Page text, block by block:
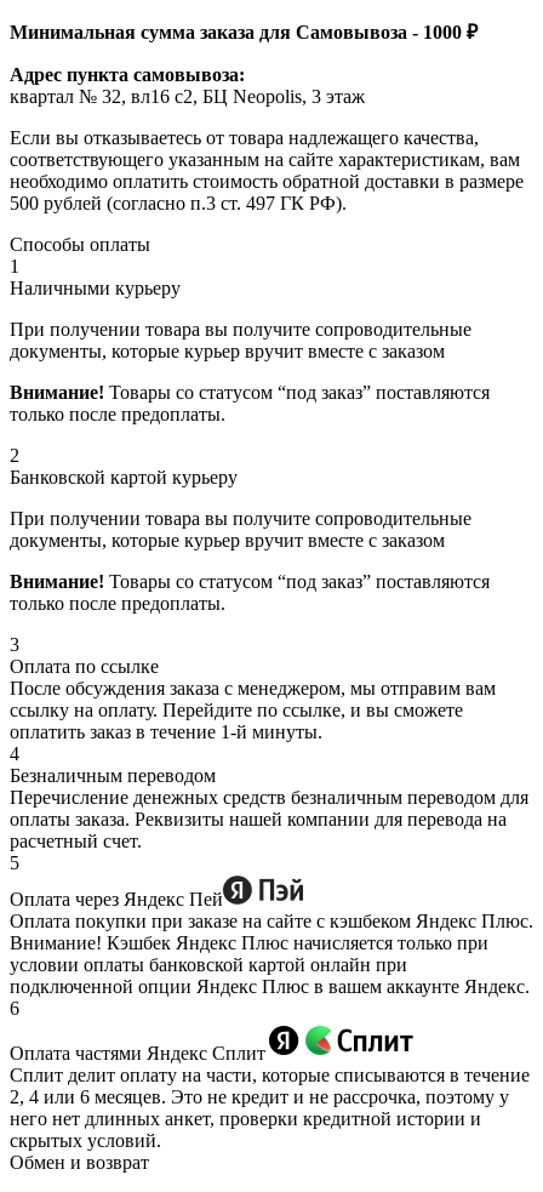
Минимальная сумма заказа для Самовывоза - 1000 ₽
Адрес пункта самовывоза:
квартал № 32, вл16 с2, БЦ Neopolis, 3 этаж
Если вы отказываетесь от товара надлежащего качества,
соответствующего указанным на сайте характеристикам, вам
необходимо оплатить стоимость обратной доставки в размере
500 рублей (согласно п.3 ст. 497 ГК РФ).
Способы оплаты
1
Наличными курьеру
При получении товара вы получите сопроводительные
документы, которые курьер вручит вместе с заказом
Внимание! Товары со статусом “под заказ” поставляются
только после предоплаты.
2
Банковской картой курьеру
При получении товара вы получите сопроводительные
документы, которые курьер вручит вместе с заказом
Внимание! Товары со статусом “под заказ” поставляются
только после предоплаты.
3
Оплата по ссылке
После обсуждения заказа с менеджером, мы отправим вам
ссылку на оплату. Перейдите по ссылке, и вы сможете
оплатить заказ в течение 1-й минуты.
4
Безналичным переводом
Перечисление денежных средств безналичным переводом для
оплаты заказа. Реквизиты нашей компании для перевода на
расчетный счет.
5
Оплата через Яндекс Пей
Оплата покупки при заказе на сайте с кэшбеком Яндекс Плюс.
Внимание! Кэшбек Яндекс Плюс начисляется только при
условии оплаты банковской картой онлайн при
подключенной опции Яндекс Плюс в вашем аккаунте Яндекс.
6
Оплата частями Яндекс Сплит
Сплит делит оплату на части, которые списываются в течение
2, 4 или 6 месяцев. Это не кредит и не рассрочка, поэтому у
него нет длинных анкет, проверки кредитной истории и
скрытых условий.
Обмен и возврат